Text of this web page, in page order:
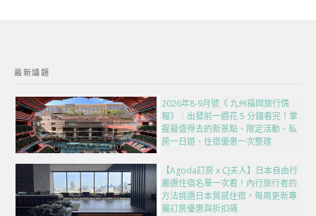
最新議題
2026年8-9月號《 九州福岡旅行情
報》｜出發前一週花 5 分鐘看完！掌
握最值得去的新景點、限定活動、私
房一日遊、住宿優惠一次整理
【Agoda訂房 x CJ夫人】日本自由行
嚴選住宿名單一次看！內行旅行者的
方法挑選日本質感住宿，每周更新專
屬訂房優惠與折扣碼